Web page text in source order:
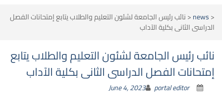
<
news
<نائب رئيس الجامعة لشئون التعليم والطلاب يتابع إمتحانات الفصل
الدراسى الثانى بكلية الآداب
نائب رئيس الجامعة لشئون التعليم والطلاب يتابع
إمتحانات الفصل الدراسى الثانى بكلية الآداب
June 4, 2023 portal editor